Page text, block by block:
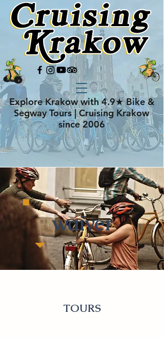
Explore Krakow with 4.9★ Bike &
Segway Tours | Cruising Krakow
since 2006
waiver
TOURS